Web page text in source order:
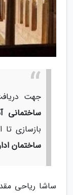
جهت
ساختمانی
بازسازی
ساختمان
ساشا ریاحی